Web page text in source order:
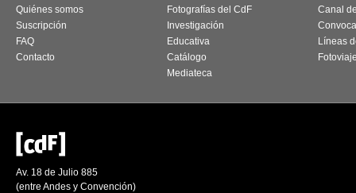
Quiénes somos
Suscripción
FAQ
Contacto
Fotografías del CdF
Investigación
Educativa
Catálogo
Mediateca
Canal
Líneas
Av. 18 de Julio 885
(entre Andes y Convención)